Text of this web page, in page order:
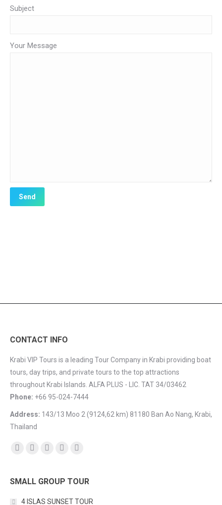
Subject
Your Message
CONTACT INFO
Krabi VIP Tours is a leading Tour Company in Krabi providing boat
tours, day trips, and private tours to the top attractions
throughout Krabi Islands. ALFA PLUS - LIC. TAT 34/03462
Phone: +66 95-024-7444
Address: 143/13 Moo 2 (9124,62 km) 81180 Ban Ao Nang, Krabi,
Thailand
Encuéntranos en:
SMALL GROUP TOUR
4 ISLAS SUNSET TOUR